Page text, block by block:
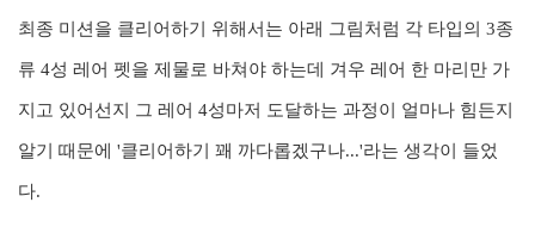
최종 미션을 클리어하기 위해서는 아래 그림처럼 각 타입의 3종
류 4성 레어 펫을 제물로 바쳐야 하는데 겨우 레어 한 마리만 가
지고 있어선지 그 레어 4성마저 도달하는 과정이 얼마나 힘든지
알기 때문에 '클리어하기 꽤 까다롭겠구나...'라는 생각이 들었
다.